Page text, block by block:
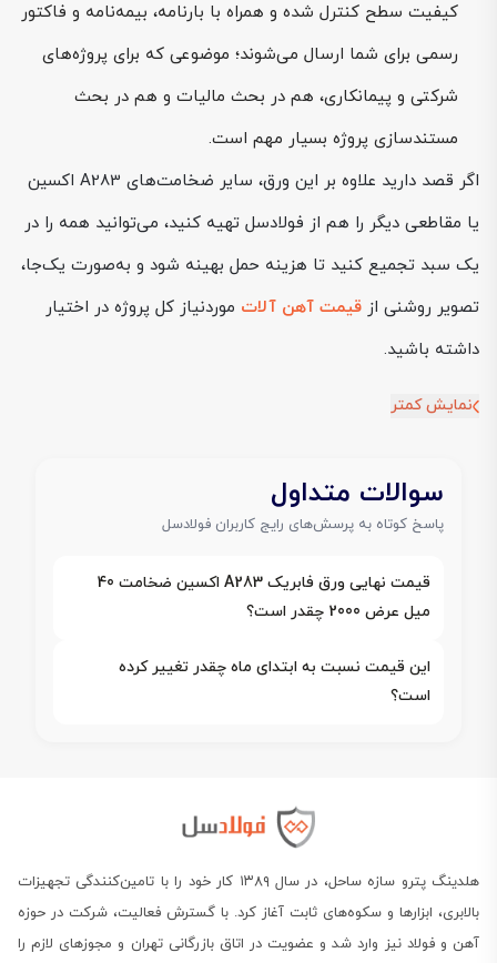
کیفیت سطح کنترل شده و همراه با بارنامه، بیمه‌نامه و فاکتور
رسمی برای شما ارسال می‌شوند؛ موضوعی که برای پروژه‌های
شرکتی و پیمانکاری، هم در بحث مالیات و هم در بحث
مستندسازی پروژه بسیار مهم است.
اگر قصد دارید علاوه بر این ورق، سایر ضخامت‌های A283 اکسین
یا مقاطعی دیگر را هم از فولادسل تهیه کنید، می‌توانید همه را در
یک سبد تجمیع کنید تا هزینه حمل بهینه شود و به‌صورت یک‌جا،
تصویر روشنی از قیمت آهن آلات موردنیاز کل پروژه در اختیار
داشته باشید.
نمایش کمتر
سوالات متداول
پاسخ کوتاه به پرسش‌های رایج کاربران فولادسل
قیمت نهایی ورق فابریک A283 اکسین ضخامت 40
میل عرض 2000 چقدر است؟
این قیمت نسبت به ابتدای ماه چقدر تغییر کرده
است؟
هلدینگ پترو سازه ساحل، در سال ۱۳۸۹ کار خود را با تامین‌کنندگی تجهیزات
بالابری، ابزارها و سکوه‌های ثابت آغاز کرد. با گسترش فعالیت، شرکت در حوزه
آهن و فولاد نیز وارد شد و عضویت در اتاق بازرگانی تهران و مجوزهای لازم را